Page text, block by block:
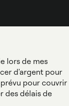
lors de mes
d'argent pour
pour couvrir
des délais de